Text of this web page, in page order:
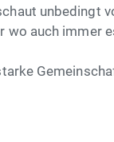
unbedingt
wo auch immer